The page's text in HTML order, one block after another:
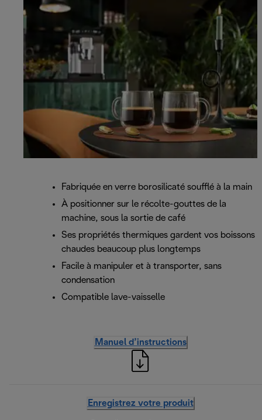
Fabriquée en verre borosilicaté soufflé à la main
À positionner sur le récolte-gouttes de la
machine, sous la sortie de café
Ses propriétés thermiques gardent vos boissons
chaudes beaucoup plus longtemps
Facile à manipuler et à transporter, sans
condensation
Compatible lave-vaisselle
Manuel d’instructions
Enregistrez votre produit